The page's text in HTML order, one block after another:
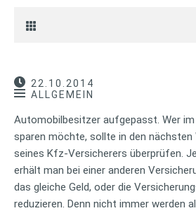
22.10.2014
ALLGEMEIN
Automobilbesitzer aufgepasst. Wer im
sparen möchte, sollte in den nächsten
seines Kfz-Versicherers überprüfen.
erhält man bei einer anderen
das gleiche Geld, oder die
reduzieren. Denn nicht immer werden